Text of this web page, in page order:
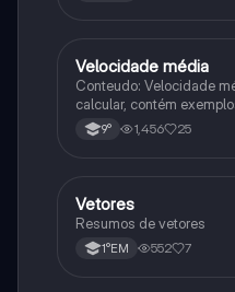
Física
Velocidade média
Conteudo: Velocidade
calcular, contém
9° 1,456 25
Física
Vetores
Resumos de vetores
1°EM 552 7